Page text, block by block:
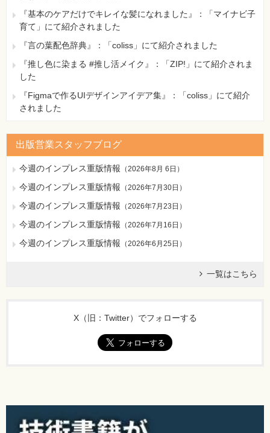
『基本のケアだけでキレイな髪になれました』：「マイナビ子
育て」にて紹介されました
『言の葉配色辞典』：「coliss」にて紹介されました
『推し色に染まる #推し活メイク』：「ZIP!」にて紹介されま
した
『Figmaで作るUIデザインアイデア集』：「coliss」にて紹介
されました
出版営業スタッフブログ
今週のインプレス重版情報 （2026年8月 6日 ）
今週のインプレス重版情報 （2026年7月30日 ）
今週のインプレス重版情報 （2026年7月23日 ）
今週のインプレス重版情報 （2026年7月16日 ）
今週のインプレス重版情報 （2026年6月25日 ）
一覧はこちら
X（旧：Twitter）でフォローする